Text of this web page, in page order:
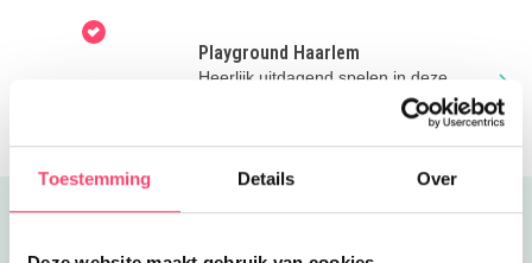
Toestemming Details Over
Tekenwedstrijd
Naast al deze leuke activiteiten wordt er ook regelmatig
kleurplaat op in de bieb en lever jouw tekening vóór 25
augustus in bij een Cpunt Bibliotheek
Playground Haarlem
Heerlijk uitdagend spelen in deze
bijzondere speeltuin in de Haarlemse